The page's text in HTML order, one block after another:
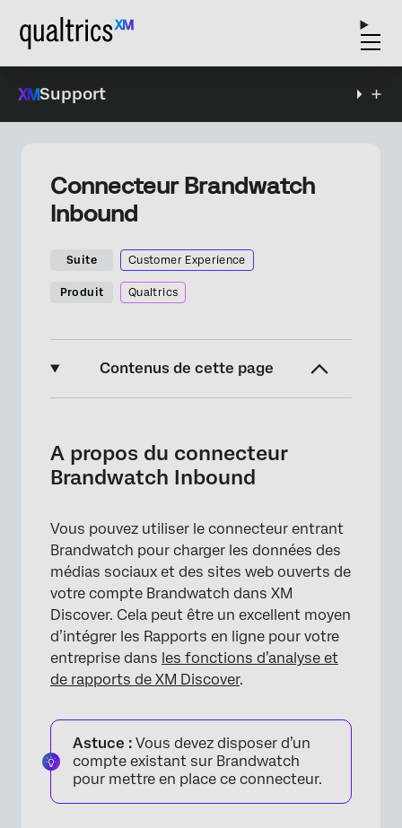
Support
Connecteur Brandwatch
Inbound
Suite Customer Experience
Produit Qualtrics
Contenus de cette page
Mise en place d’un job Brandwatch Inbound
Mappage des données par défaut
A propos du connecteur
Brandwatch Inbound
Vous pouvez utiliser le connecteur entrant
Brandwatch pour charger les données des
médias sociaux et des sites web ouverts de
votre compte Brandwatch dans XM
Discover. Cela peut être un excellent moyen
d’intégrer les Rapports en ligne pour votre
entreprise dans les fonctions d’analyse et
de rapports de XM Discover.
Astuce : Vous devez disposer d’un
compte existant sur Brandwatch
pour mettre en place ce connecteur.